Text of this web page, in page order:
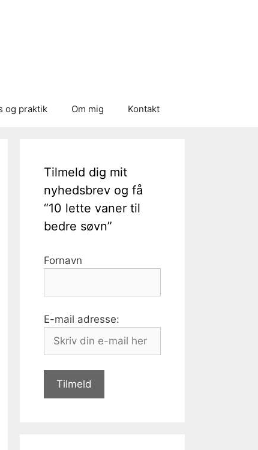
og praktik Om mig Kontakt
Tilmeld dig mit
nyhedsbrev og få
“10 lette vaner til
bedre søvn”
Fornavn
E-mail adresse: